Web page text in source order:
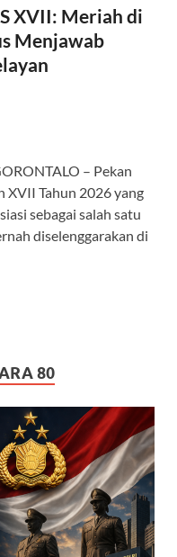
XVII: Meriah di
Menjawab
– Pekan
XVII Tahun 2026 yang
sebagai salah satu
diselenggarakan di
80